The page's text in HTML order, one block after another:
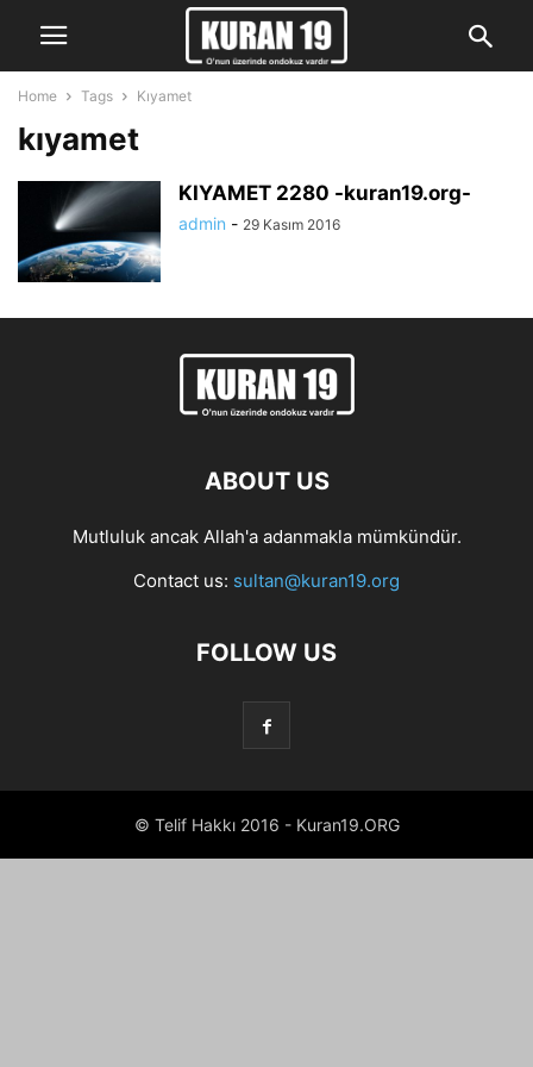
Home Tags Kıyamet
kıyamet
KIYAMET 2280 -kuran19.org-
admin - 29 Kasım 2016
ABOUT US
Mutluluk ancak Allah'a adanmakla mümkündür.
Contact us: sultan@kuran19.org
FOLLOW US
© Telif Hakkı 2016 - Kuran19.ORG